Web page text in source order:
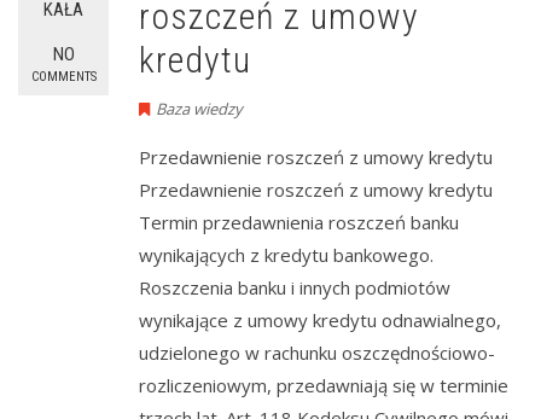
KAŁA
NO
COMMENTS
roszczeń z umowy
kredytu
Baza wiedzy
Przedawnienie roszczeń z umowy kredytu
Przedawnienie roszczeń z umowy kredytu
Termin przedawnienia roszczeń banku
wynikających z kredytu bankowego.
Roszczenia banku i innych podmiotów
wynikające z umowy kredytu odnawialnego,
udzielonego w rachunku oszczędnościowo-
rozliczeniowym, przedawniają się w terminie